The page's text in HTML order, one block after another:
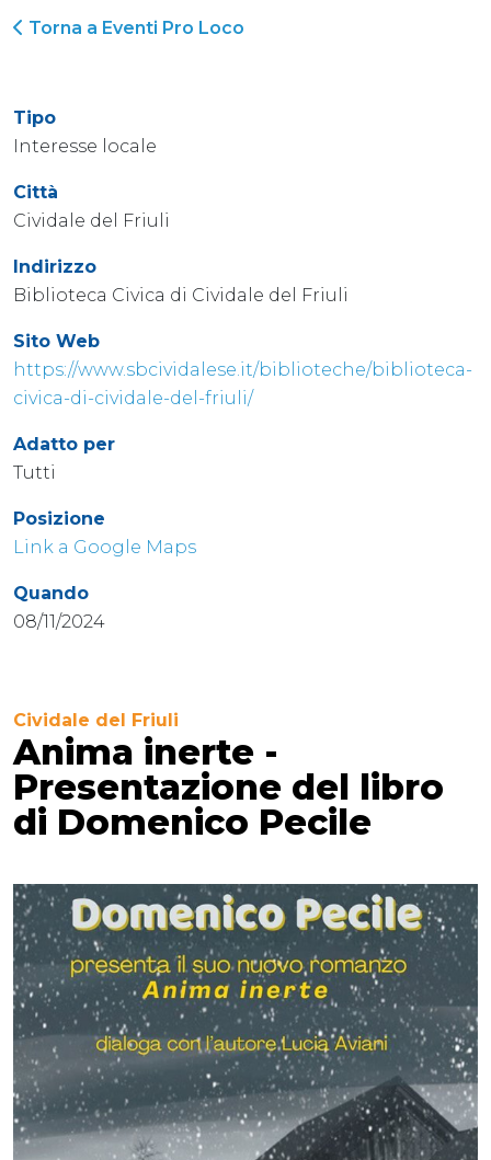
Torna a Eventi Pro Loco
Tipo
Interesse locale
Città
Cividale del Friuli
Indirizzo
Biblioteca Civica di Cividale del Friuli
Sito Web
https://www.sbcividalese.it/biblioteche/biblioteca-
civica-di-cividale-del-friuli/
Adatto per
Tutti
Posizione
Link a Google Maps
Quando
08/11/2024
Cividale del Friuli
Anima inerte -
Presentazione del libro
di Domenico Pecile